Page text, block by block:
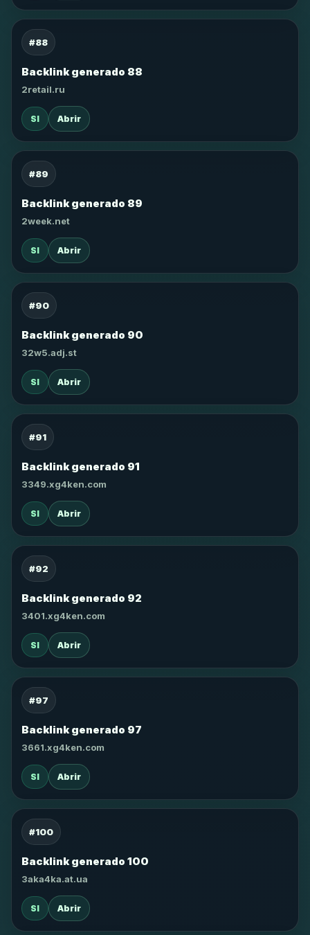
#88
Backlink generado 88
2retail.ru
SI Abrir
#89
Backlink generado 89
2week.net
SI Abrir
#90
Backlink generado 90
32w5.adj.st
SI Abrir
#91
Backlink generado 91
3349.xg4ken.com
SI Abrir
#92
Backlink generado 92
3401.xg4ken.com
SI Abrir
#97
Backlink generado 97
3661.xg4ken.com
SI Abrir
#100
Backlink generado 100
3aka4ka.at.ua
SI Abrir